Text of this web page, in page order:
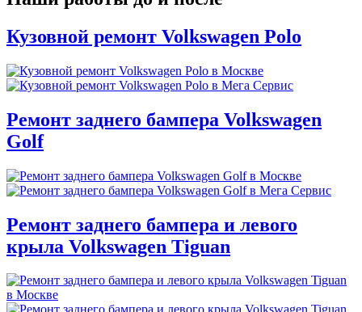
Кузовной ремонт Volkswagen Polo
Ремонт заднего бампера Volkswagen
Golf
Ремонт заднего бампера и левого
крыла Volkswagen Tiguan